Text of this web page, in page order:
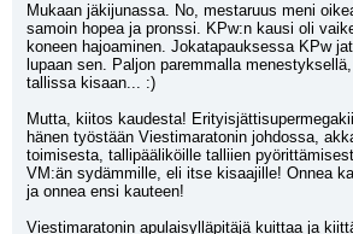
Mukaan jäkijunassa. No, mestaruus meni
samoin hopea ja pronssi. KPw:n kausi oli
koneen hajoaminen. Jokatapauksessa KPw
lupaan sen. Paljon paremmalla
tallissa kisaan... :)
Mutta, kiitos kaudesta!
hänen työstään Viestimaratonin johdossa,
toimisesta, tallipääliköille talliien
VM:än sydämmille, eli itse kisaajille! Onnea
ja onnea ensi kauteen!
Viestimaratonin apulaisylläpitäjä kuittaa ja